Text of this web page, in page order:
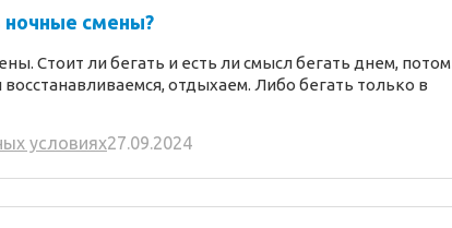
ночные смены?
Стоит ли бегать и есть ли смысл бегать днем, потом
отдыхаем. Либо бегать только в
условиях27.09.2024